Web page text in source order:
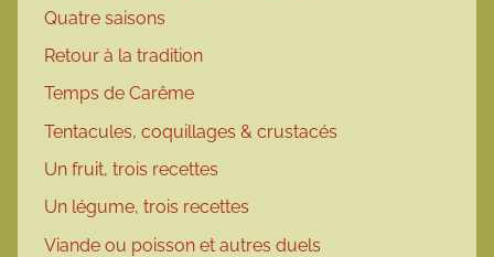
Quatre saisons
Retour à la tradition
Temps de Carême
Tentacules, coquillages & crustacés
Un fruit, trois recettes
Un légume, trois recettes
Viande ou poisson et autres duels